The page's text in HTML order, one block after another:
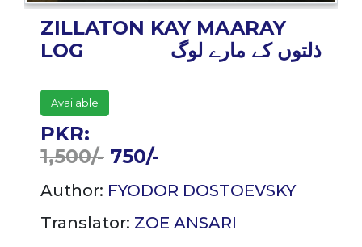
ZILLATON KAY MAARAY
LOG
ذلتوں کے مارے لوگ
Available
PKR:
1,500/- 750/-
Author: FYODOR DOSTOEVSKY
Translator: ZOE ANSARI